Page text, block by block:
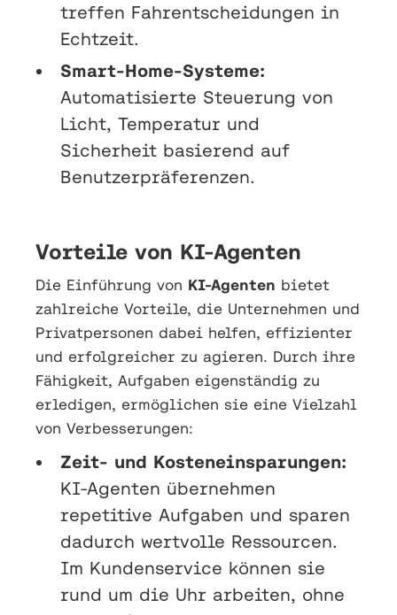
treffen Fahrentscheidungen in
Echtzeit.
Smart-Home-Systeme:
Automatisierte Steuerung von
Licht, Temperatur und
Sicherheit basierend auf
Benutzerpräferenzen.
Vorteile von KI-Agenten
Die Einführung von KI-Agenten bietet
zahlreiche Vorteile, die Unternehmen und
Privatpersonen dabei helfen, effizienter
und erfolgreicher zu agieren. Durch ihre
Fähigkeit, Aufgaben eigenständig zu
erledigen, ermöglichen sie eine Vielzahl
von Verbesserungen:
Zeit- und Kosteneinsparungen:
KI-Agenten übernehmen
repetitive Aufgaben und sparen
dadurch wertvolle Ressourcen.
Im Kundenservice können sie
rund um die Uhr arbeiten, ohne